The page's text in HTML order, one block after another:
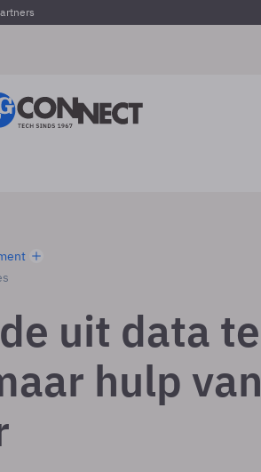
uit data te
hulp van